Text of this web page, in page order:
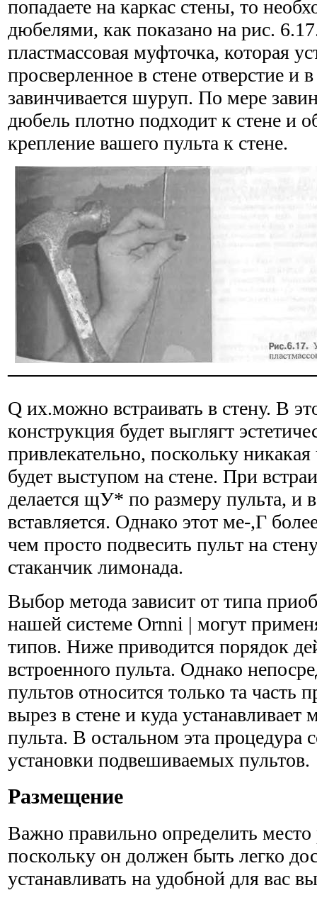
попадаете на каркас стены, то
дюбелями, как показано на рис.
пластмассовая муф­точка, которая
просверленное в стене отверстие и
завинчивается шуруп. По мере
дюбель плотно под­ходит к стене и
крепление вашего пульта к стене.
Q их.можно встраивать в стену. В
конструкция будет выглягт
привлекательно, поскольку
будет выступом на стене. При
делается щУ* по размеру пульта, и
вставляется. Однако этот ме-,Г
чем просто подвесить пульт на
стаканчик лимонада.
Выбор метода зависит от типа
нашей системе Ornni | могут
типов. Ниже приводится порядок
встроенного пульта. Однако
пультов отно­сится только та часть
вырез в стене и куда
пульта. В остальном эта процедура
установки подвешиваемых пультов.
Размещение
Важно правильно определить
поскольку он должен быть легко
устанавливать на удобной для вас